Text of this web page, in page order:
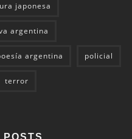
japonesa
argentina
argentina policial
terror
POSTS